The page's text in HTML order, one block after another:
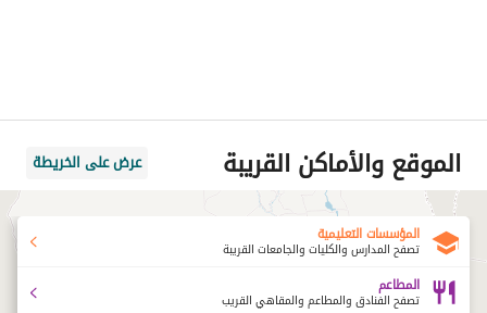
الموقع والأماكن القريبة عرض على الخريطة
المؤسسات التعليمية
تصفح المدارس والكليات والجامعات القريبة
المطاعم
تصفح الفنادق والمطاعم والمقاهي القريب